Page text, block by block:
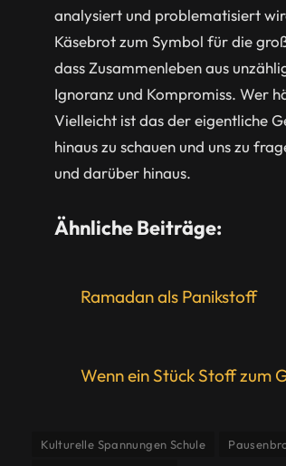
analysiert und problematisiert
Käsebrot zum Symbol für die
dass Zusammenleben aus
Ignoranz und Kompromiss. Wer
Vielleicht ist das der eigentliche
hinaus zu schauen und uns zu
und darüber hinaus.
Ähnliche Beiträge:
Ramadan als Panikstoff
Wenn ein Stück Stoff zum
Kulturelle Spannungen Schule